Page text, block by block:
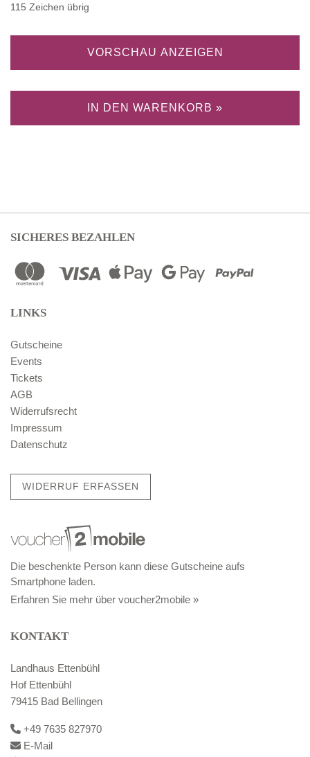
115 Zeichen übrig
VORSCHAU ANZEIGEN
IN DEN WARENKORB »
SICHERES BEZAHLEN
LINKS
Gutscheine
Events
Tickets
AGB
Widerrufsrecht
Impressum
Datenschutz
WIDERRUF ERFASSEN
Die beschenkte Person kann diese Gutscheine aufs
Smartphone laden.
Erfahren Sie mehr über voucher2mobile »
KONTAKT
Landhaus Ettenbühl
Hof Ettenbühl
79415 Bad Bellingen
+49 7635 827970
E-Mail